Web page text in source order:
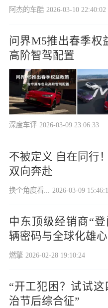
阿杰的车酷 2026-03-10 22:40:02
问界M5推出春季权
高阶智驾配置
深度车评 2026-03-09 23:06:33
不被定义 自在同行
双向奔赴
换个角度看... 2026-03-09
中东顶级经销商“
辆密码与全球化雄心
燃擎 2026-02-28 19:10:24
“开工犯困？试试这
治节后综合征”